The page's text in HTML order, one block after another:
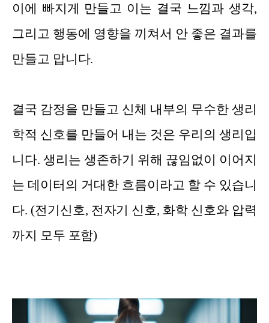
이에 빠지게 만들고 이는 결국 느낌과 생각,
그리고 행동에 영향을 끼쳐서 안 좋은 결과를
만들고 맙니다.
결국 감정을 만들고 신체 내부의 무수한 생리
학적 신호를 만들어 내는 것은 우리의 생리입
니다. 생리는 생존하기 위해 끊임없이 이어지
는 데이터의 거대한 흐름이라고 할 수 있습니
다. (전기신호, 전자기 신호, 화학 신호와 압력
까지 모두 포함)